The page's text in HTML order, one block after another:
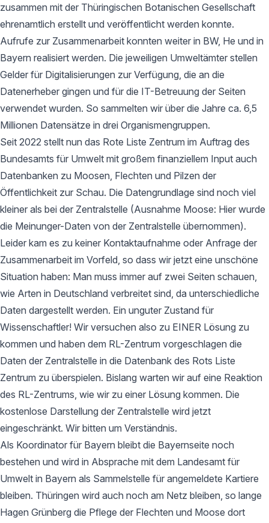
zusammen mit der Thüringischen Botanischen Gesellschaft
ehrenamtlich erstellt und veröffentlicht werden konnte.
Aufrufe zur Zusammenarbeit konnten weiter in BW, He und in
Bayern realisiert werden. Die jeweiligen Umweltämter stellen
Gelder für Digitalisierungen zur Verfügung, die an die
Datenerheber gingen und für die IT-Betreuung der Seiten
verwendet wurden. So sammelten wir über die Jahre ca. 6,5
Millionen Datensätze in drei Organismengruppen.
Seit 2022 stellt nun das Rote Liste Zentrum im Auftrag des
Bundesamts für Umwelt mit großem finanziellem Input auch
Datenbanken zu Moosen, Flechten und Pilzen der
Öffentlichkeit zur Schau. Die Datengrundlage sind noch viel
kleiner als bei der Zentralstelle (Ausnahme Moose: Hier wurde
die Meinunger-Daten von der Zentralstelle übernommen).
Leider kam es zu keiner Kontaktaufnahme oder Anfrage der
Zusammenarbeit im Vorfeld, so dass wir jetzt eine unschöne
Situation haben: Man muss immer auf zwei Seiten schauen,
wie Arten in Deutschland verbreitet sind, da unterschiedliche
Daten dargestellt werden. Ein unguter Zustand für
Wissenschaftler! Wir versuchen also zu EINER Lösung zu
kommen und haben dem RL-Zentrum vorgeschlagen die
Daten der Zentralstelle in die Datenbank des Rots Liste
Zentrum zu überspielen. Bislang warten wir auf eine Reaktion
des RL-Zentrums, wie wir zu einer Lösung kommen. Die
kostenlose Darstellung der Zentralstelle wird jetzt
eingeschränkt. Wir bitten um Verständnis.
Als Koordinator für Bayern bleibt die Bayernseite noch
bestehen und wird in Absprache mit dem Landesamt für
Umwelt in Bayern als Sammelstelle für angemeldete Kartiere
bleiben. Thüringen wird auch noch am Netz bleiben, so lange
Hagen Grünberg die Pflege der Flechten und Moose dort